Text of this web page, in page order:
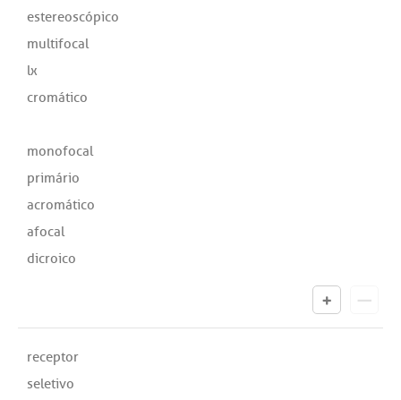
estereoscópico
multifocal
lx
cromático
monofocal
primário
acromático
afocal
dicroico
receptor
seletivo